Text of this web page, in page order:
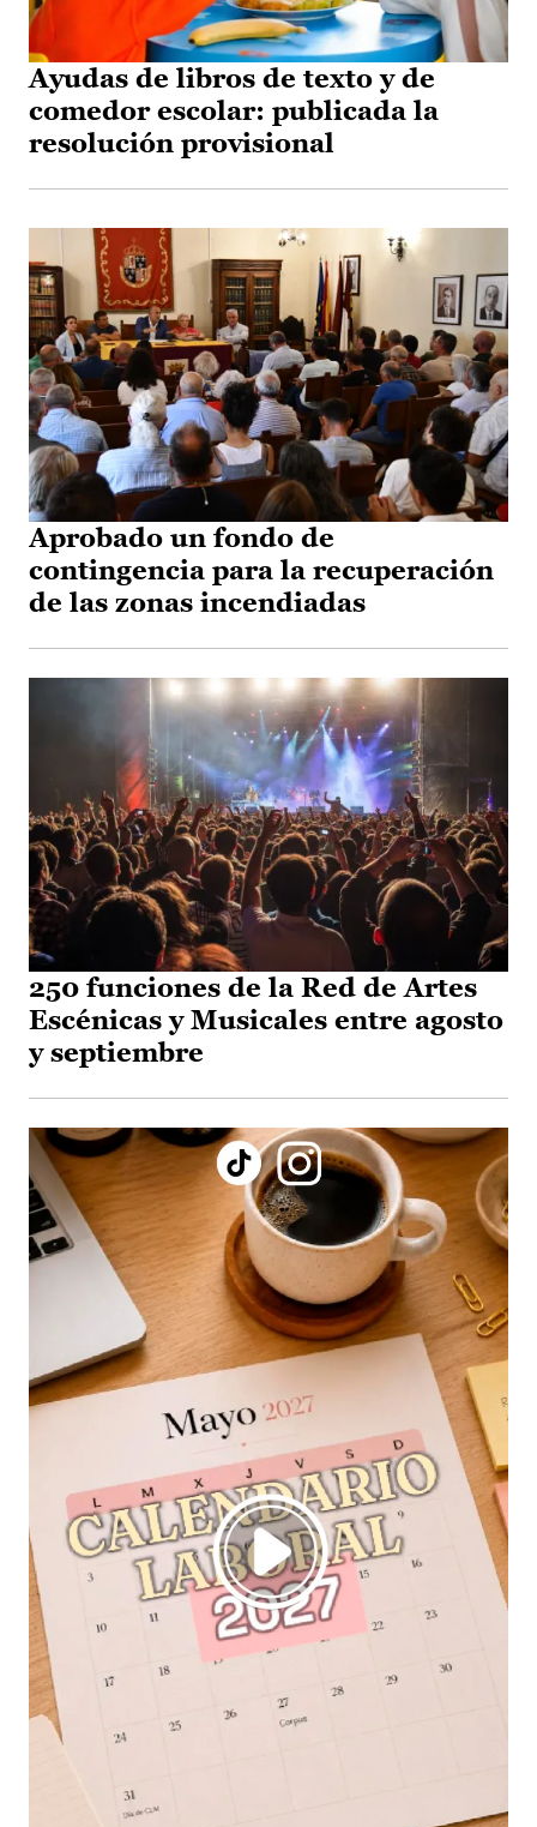
Ayudas de libros de texto y de
comedor escolar: publicada la
resolución provisional
Aprobado un fondo de
contingencia para la recuperación
de las zonas incendiadas
250 funciones de la Red de Artes
Escénicas y Musicales entre agosto
y septiembre